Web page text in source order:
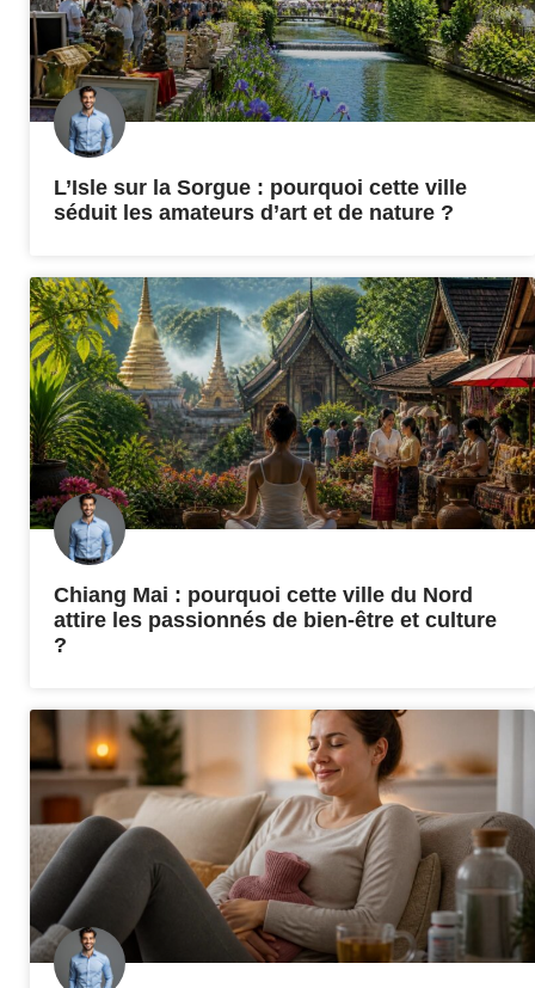
L’Isle sur la Sorgue : pourquoi cette ville
séduit les amateurs d’art et de nature ?
Chiang Mai : pourquoi cette ville du Nord
attire les passionnés de bien-être et culture
?